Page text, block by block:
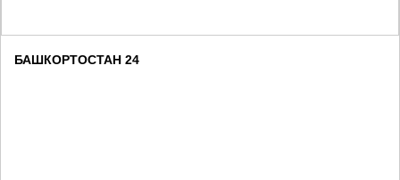
БАШКОРТОСТАН 24